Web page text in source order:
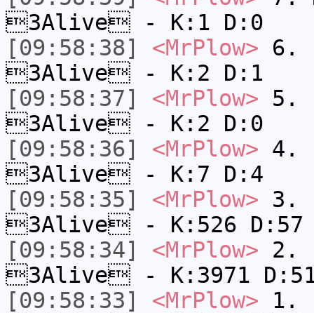
3Alive - K:1 D:0
[09:58:38]
<MrPlow> 6.
3Alive - K:2 D:1
[09:58:37]
<MrPlow> 5.
3Alive - K:2 D:0
[09:58:36]
<MrPlow> 4.
3Alive - K:7 D:4
[09:58:35]
<MrPlow> 3.
3Alive - K:526 D:57
[09:58:34]
<MrPlow> 2.
3Alive - K:3971
[09:58:33]
<MrPlow> 1.